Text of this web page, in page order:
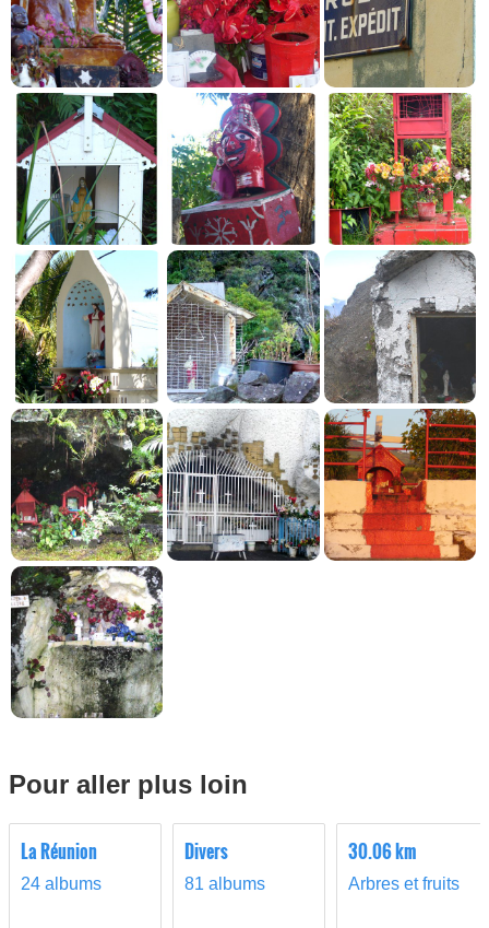
Pour aller plus loin
La Réunion
24 albums
Divers
81 albums
30.06 km
Arbres et fruits